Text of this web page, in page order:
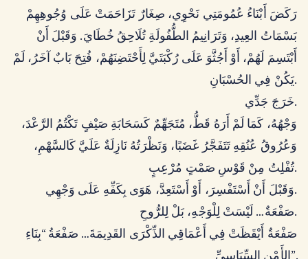
رَكَضَ أَبْنَاءُ عُمُومَتِي نَحْوِي، صِغَارٌ تَزَاحَمَتْ عَلَى وُجُوهِهِمْ
بَسْمَاتُ العِيدِ، وَتَرَانِيمُ الطُّفُولَةِ تُلَاحِقُ خُطَايَ. وَقَبْلَ أَنْ
أَبْتَسِمَ لَهُمْ، أَوْ أَجُثَّوَ عَلَى رُكْبَتَيَّ لِأَحْتَضِنَهُمْ، فُتِحَ بَابٌ آخَرُ، لَمْ
يَكُنْ فِي الحُسْبَانِ.
خَرَجَ جَدِّي.
وَجْهُهُ، كَمَا لَمْ أَرَهُ قَطُّ، مُتَجَهِّمٌ كَسَحَابَةِ صَيْفٍ تَكْتُمُ الرَّعْدَ،
وَعُرُوقُ عُنُقِهِ تَتَفَجَّرُ غَضَبًا، وَنَظْرَتُهُ نَازِلَةٌ عَلَيَّ كَالسَّهْمِ،
تُفْلِتُ مِنْ قَوْسِ صَمْتٍ مُرْعِبٍ.
وَقَبْلَ أَنْ أَسْتَفْسِرَ، أَوْ أَسْتَعِدَّ، هَوَى بِكَفِّهِ عَلَى وَجْهِي.
صَفْعَةٌ… لَيْسَتْ لِلْوَجْهِ، بَلْ لِلرُّوحِ.
صَفْعَةٌ أَيْقَظَتْ فِي أَعْمَاقِي الذِّكْرَى القَدِيمَةَ… صَفْعَةُ “بِنَاءِ